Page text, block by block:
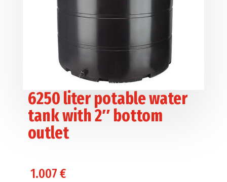
6250 liter potable water
tank with 2″ bottom
outlet
1.007€